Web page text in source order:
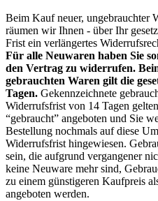
Beim Kauf neuer, ungebrauchter
räumen wir Ihnen - über Ihr
Frist ein verlängertes
Für alle Neuwaren haben Sie
den Vertrag zu widerrufen.
gebrauchten Waren gilt die
Tagen. Gekennzeichnete
Widerrufsfrist von 14 Tagen
“gebraucht” angeboten und Sie
Bestellung nochmals auf diese
Widerrufsfrist hingewiesen.
sein, die aufgrund vergangener
keine Neuware mehr sind,
zu einem günstigeren Kaufpreis
angeboten werden.